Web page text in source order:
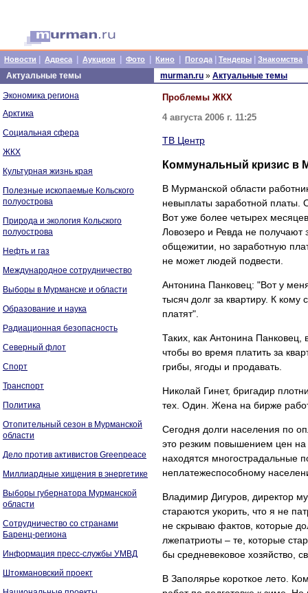
Новости Адреса Аукцион Фото Кино Погода Тендеры Знакомства
Актуальные темы
Экономика региона
Арктика
Социальная сфера
ЖКХ
Культурная жизнь края
Полезные ископаемые Кольского
полуострова
Природа и экология Кольского
полуострова
Нефть и газ
Международное сотрудничество
Выборы в Мурманске и области
Образование и наука
Радиационная безопасность
Северный флот
Спорт
Транспорт
Политика
Отопительный сезон в Мурманской
области
Дело против активистов Greenpeace
Миллиардные хищения в энергетике
Выборы губернатора Мурманской
области
Сотрудничество со странами
Баренц-региона
Информация пресс-службы УМВД
Штокмановский проект
murman.ru » Актуальные темы
Проблемы ЖКХ
4 августа 2006 г. 11:25
ТВ Центр
Коммунальный кризис в
В Мурманской области
невыплаты заработной
Вот уже более четырех
Ловозеро и Ревда не получают
общежитии, но заработную
не может людей подвести.
Антонина Панковец: "Вот у
тысяч долг за квартиру. К
платят".
Таких, как Антонина Панковец,
чтобы во время платить за
грибы, ягоды и продавать.
Николай Гинет, бригадир
тех. Один. Жена на бирже
Сегодня долги населения по
это резким повышением цен на
находятся многострадальные
неплатежеспособному
Владимир Дигуров, директор
стараются укорить, что я не
не скрываю фактов, которые
лжепатриоты – те, которые
бы средневековое хозяйство,
В Заполярье короткое лето.